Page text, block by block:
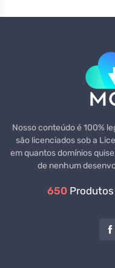
Nosso conteúdo é 100%
são licenciados sob a
em quantos domínios
de nenhum
650 Produtos